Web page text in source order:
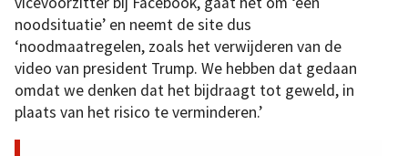
noodsituatie’ en neemt de site dus
‘noodmaatregelen, zoals het verwijderen van de
video van president Trump. We hebben dat gedaan
omdat we denken dat het bijdraagt tot geweld, in
plaats van het risico te verminderen.’